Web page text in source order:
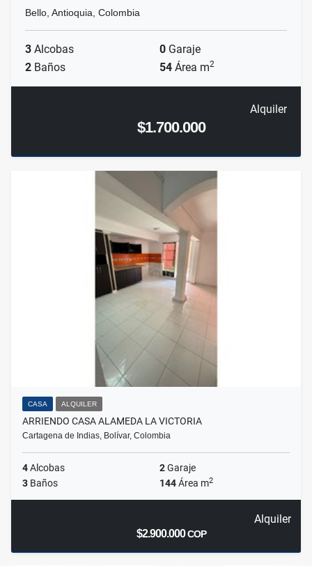
Bello, Antioquia, Colombia
3 Alcobas 0 Garaje
2 Baños 54 Área m2
Alquiler
$1.700.000
CASA ALQUILER
ARRIENDO CASA ALAMEDA LA VICTORIA
Cartagena de Indias, Bolívar, Colombia
4Alcobas 2Garaje
3 Baños 144Área m2
Alquiler
$2.900.000COP